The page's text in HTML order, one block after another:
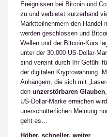
Ereignissen bei Bitcoin und
zu und verbietet kurzerhand
Marktteilnehmern den Handel
werden geschlossen und
Wellen und der Bitcoin-Kurs
unter der 30.000 US-Dollar-
sind vereint durch Ihr Gefühl
der digitalen Kryptowährung.
Anhängern, die sich mit
den unzerstörbaren Glauben
US-Dollar-Marke erreichen
unerschütterlichen Meinung
geht es…
Höher, schneller, weiter